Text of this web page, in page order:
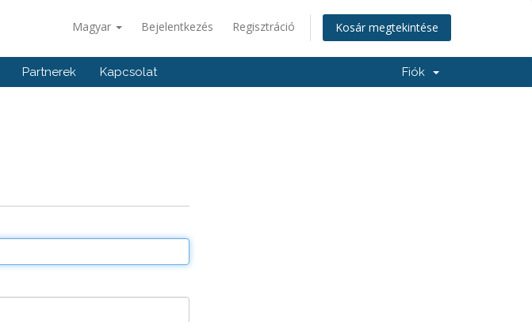
Magyar Bejelentkezés Regisztráció Kosár megtekintése
Partnerek Kapcsolat Fiók